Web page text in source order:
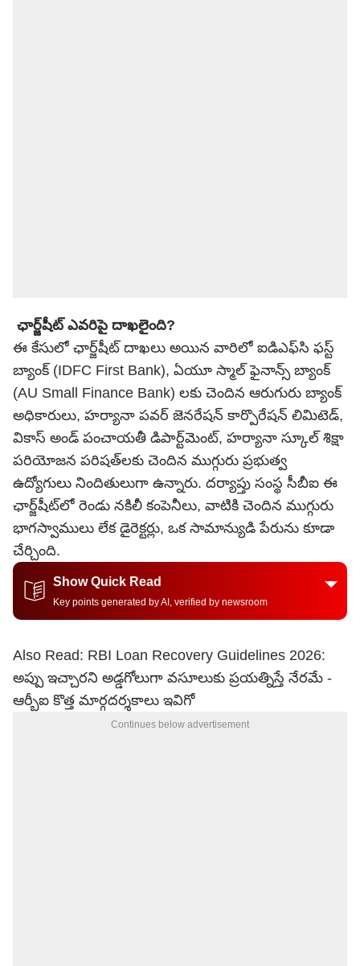
ఛార్జ్‌షీట్ ఎవరిపై దాఖలైంది?
ఈ కేసులో ఛార్జ్‌షీట్ దాఖలు అయిన వారిలో ఐడిఎఫ్‌సి ఫస్ట్
బ్యాంక్ (IDFC First Bank), ఏయూ స్మాల్ ఫైనాన్స్ బ్యాంక్
(AU Small Finance Bank) లకు చెందిన ఆరుగురు బ్యాంక్
అధికారులు, హర్యానా పవర్ జెనరేషన్ కార్పొరేషన్ లిమిటెడ్,
వికాస్ అండ్ పంచాయతీ డిపార్ట్‌మెంట్, హర్యానా స్కూల్ శిక్షా
పరియోజన పరిషత్‌లకు చెందిన ముగ్గురు ప్రభుత్వ
ఉద్యోగులు నిందితులుగా ఉన్నారు. దర్యాప్తు సంస్థ సీబీఐ ఈ
ఛార్జ్‌షీట్‌లో రెండు నకిలీ కంపెనీలు, వాటికి చెందిన ముగ్గురు
భాగస్వాములు లేక డైరెక్టర్లు, ఒక సామాన్యుడి పేరును కూడా
చేర్చింది.
Show Quick Read
Key points generated by AI, verified by newsroom
Also Read: RBI Loan Recovery Guidelines 2026:
అప్పు ఇచ్చారని అడ్డగోలుగా వసూలుకు ప్రయత్నిస్తే నేరమే -
ఆర్బీఐ కొత్త మార్గదర్శకాలు ఇవిగో
Continues below advertisement